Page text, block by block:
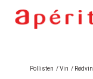
Pollisten /Vin / Rødvin